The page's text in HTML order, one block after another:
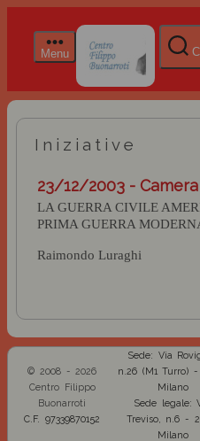
Menu
Iniziative
23/12/2003 -
LA GUERRA CIVILE
PRIMA GUERRA
Raimondo Luraghi
© 2008 - 2026
Centro Filippo
Buonarroti
C.F. 97339870152
Sede: Via
n.26 (M1 Turro) -
Milano
Sede legale:
Treviso, n.6 -
Milano